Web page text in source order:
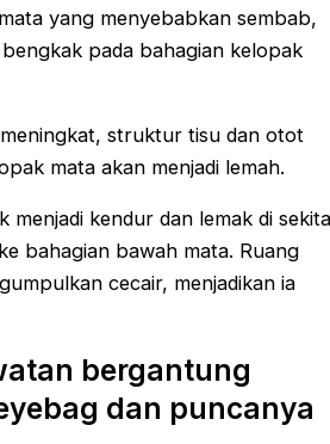
yang menyebabkan sembab,
pada bahagian kelopak
struktur tisu dan otot
mata akan menjadi lemah.
menjadi kendur dan lemak di
bahagian bawah mata. Ruang
cecair, menjadikan ia
bergantung
dan puncanya